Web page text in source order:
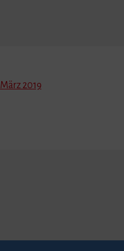
März 2019